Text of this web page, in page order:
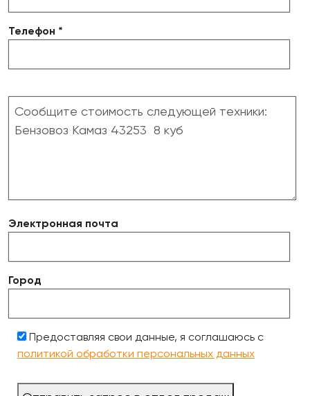
Телефон *
Электронная почта
Город
Предоставляя свои данные, я соглашаюсь с
политикой обработки персональных данных